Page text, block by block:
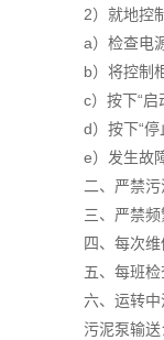
2）就地控
a）检查电
b）将控制
c）按下“
d）按下“
e）发生故
二、严禁
三、严禁
四、每次
五、每班
六、运转
污泥泵输